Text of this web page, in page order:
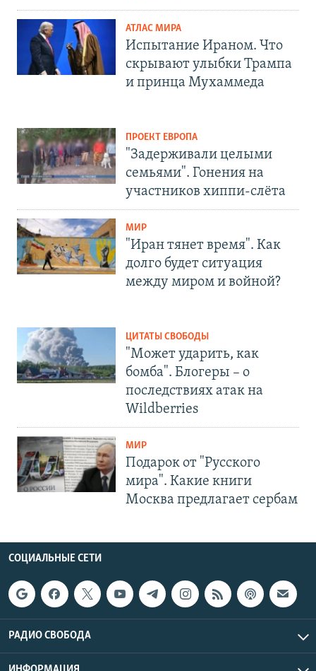
АТЛАС МИРА
Испытание Ираном. Что
скрывают улыбки Трампа
и принца Мухаммеда
ПРОЕКТ ЕВРОПА
"Задерживали целыми
семьями". Гонения на
участников хиппи-слёта
МИР
"Иран тянет время". Как
долго будет ситуация
между миром и войной?
ЦИТАТЫ СВОБОДЫ
"Может ударить, как
бомба". Блогеры – о
последствиях атак на
Wildberries
МИР
Подарок от "Русского
мира". Какие книги
Москва предлагает сербам
СОЦИАЛЬНЫЕ СЕТИ
РАДИО СВОБОДА